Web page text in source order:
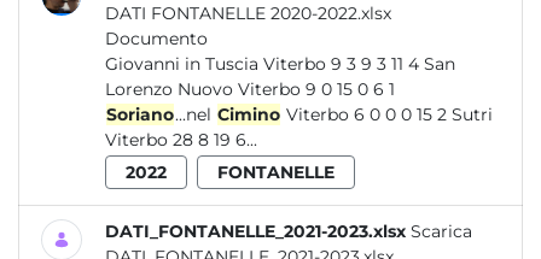
DATI FONTANELLE 2020-2022.xlsx
Documento
Giovanni in Tuscia Viterbo 9 3 9 3 11 4 San
Lorenzo Nuovo Viterbo 9 0 15 0 6 1
Soriano...nel Cimino Viterbo 6 0 0 0 15 2 Sutri
Viterbo 28 8 19 6...
2022
FONTANELLE
DATI_FONTANELLE_2021-2023.xlsx Scarica